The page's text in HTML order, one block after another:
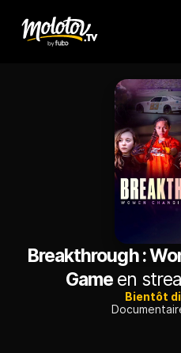
Breakthrough :
Game en
Bientôt